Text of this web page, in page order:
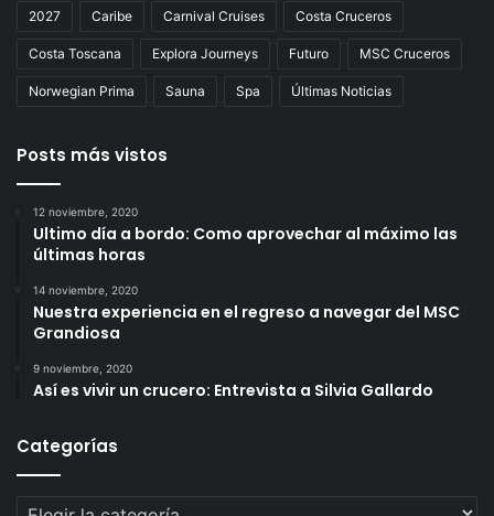
2027 Caribe Carnival Cruises Costa Cruceros
Costa Toscana Explora Journeys Futuro MSC Cruceros
Norwegian Prima Sauna Spa Últimas Noticias
Posts más vistos
12 noviembre, 2020
Ultimo día a bordo: Como aprovechar al máximo las
últimas horas
14 noviembre, 2020
Nuestra experiencia en el regreso a navegar del MSC
Grandiosa
9 noviembre, 2020
Así es vivir un crucero: Entrevista a Silvia Gallardo
Categorías
Categorías